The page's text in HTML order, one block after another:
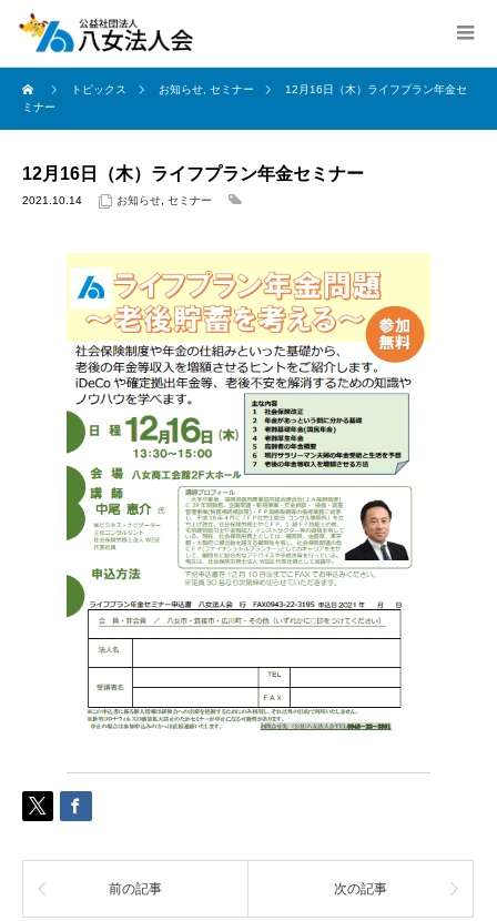
トピックス お知らせ セミナー
12月16日（木）ライフプラン年金セ
ミナー
12月16日（木）ライフプラン年金セミナー
2021.10.14 お知らせ セミナー
前の記事 次の記事